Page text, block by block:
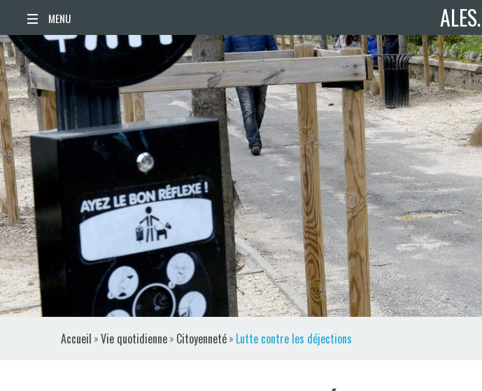
ACCUEIL
ACTUALITÉS
AGENDA
VIE QUOTIDIENNE
SORTIR / BOUGER
PUBLICATIONS
ESPACE PRESSE
Accueil »Vie quotidienne» Citoyenneté» Lutte contre les déjections